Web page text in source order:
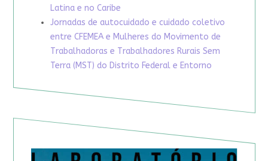
Latina e no Caribe
Jornadas de autocuidado e cuidado coletivo
entre CFEMEA e Mulheres do Movimento de
Trabalhadoras e Trabalhadores Rurais Sem
Terra (MST) do Distrito Federal e Entorno